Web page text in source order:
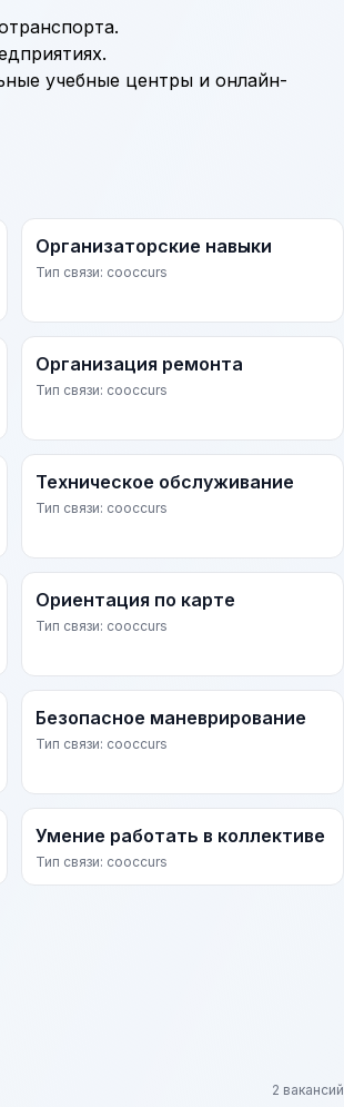
учебные центры и онлайн-
Организаторские навыки
Тип связи: cooccurs
Организация ремонта
Тип связи: cooccurs
Техническое обслуживание
Тип связи: cooccurs
Ориентация по карте
Тип связи: cooccurs
Безопасное маневрирование
Тип связи: cooccurs
Умение работать в коллективе
Тип связи: cooccurs
2 вакансий